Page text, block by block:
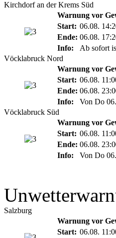
Kirchdorf an der Krems Süd
Warnung vor
Start: 06.08.
Ende: 06.08.
Info:
Ab sofort
Vöcklabruck Nord
Warnung vor
Start: 06.08.
Ende: 06.08.
Info:
Von Do
Vöcklabruck Süd
Warnung vor
Start: 06.08.
Ende: 06.08.
Info:
Von Do
Salzburg
Warnung vor
Start: 06.08.